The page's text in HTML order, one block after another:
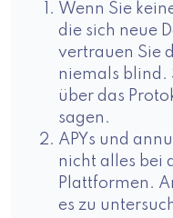
Wenn Sie
die sich neue
vertrauen Sie
niemals blind.
über das
sagen.
APYs und
nicht alles bei
Plattformen.
es zu